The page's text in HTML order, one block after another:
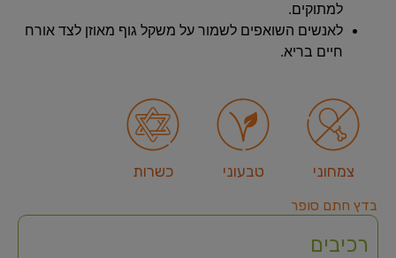
למתוקים.
לאנשים השואפים לשמור על משקל גוף מאוזן לצד אורח
חיים בריא.
צמחוני טבעוני כשרות
בדץ חתם סופר
רכיבים